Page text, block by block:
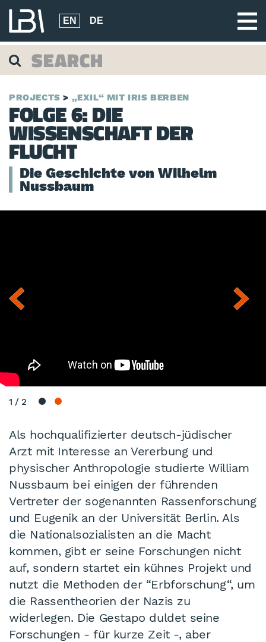
EN DE
PROJECTS „EXIL“ MIT IRIS BERBEN
FOLGE 6: DIE
WISSENSCHAFT DER
FLUCHT
Die Geschichte von Wilhelm
Nussbaum
1 /2
Als hochqualifizierter deutsch-jüdischer
Arzt mit Interesse an Vererbung und
physischer Anthropologie studierte William
Nussbaum bei einigen der führenden
Vertreter der sogenannten Rassenforschung
und Eugenik an der Universität Berlin. Als
die Nationalsozialisten an die Macht
kommen, gibt er seine Forschungen nicht
auf, sondern startet ein kühnes Projekt und
nutzt die Methoden der “Erbforschung“, um
die Rassentheorien der Nazis zu
widerlegen. Die Gestapo duldet seine
Forschungen - für kurze Zeit -, aber